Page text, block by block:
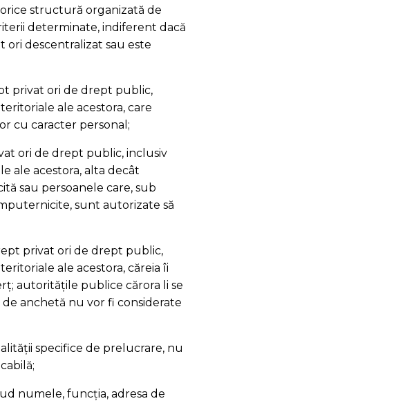
structură organizată de
determinate, indiferent dacă
ori descentralizat sau este
privat ori de drept public,
ale acestora, care
cu caracter personal;
ori de drept public, inclusiv
ale acestora, alta decât
sau persoanele care, sub
sunt autorizate să
privat ori de drept public,
ale acestora, căreia îi
autoritățile publice cărora li se
anchetă nu vor fi considerate
specifice de prelucrare, nu
numele, funcția, adresa de